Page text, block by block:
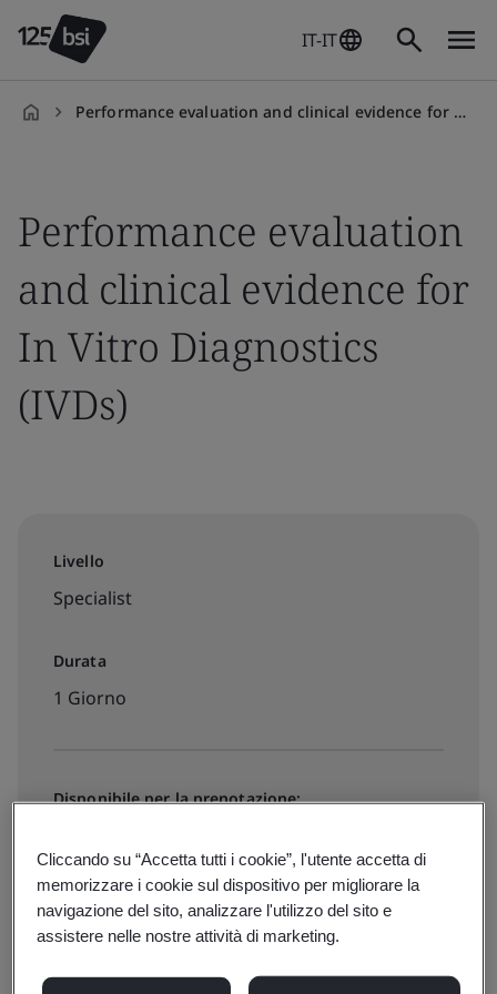
IT-IT
Performance evaluation and clinical evidence for IVDs
Performance evaluation
and clinical evidence for
In Vitro Diagnostics
(IVDs)
Livello
Specialist
Durata
1 Giorno
Disponibile per la prenotazione:
€900 + IVA
Cliccando su “Accetta tutti i cookie”, l'utente accetta di
memorizzare i cookie sul dispositivo per migliorare la
navigazione del sito, analizzare l'utilizzo del sito e
assistere nelle nostre attività di marketing.